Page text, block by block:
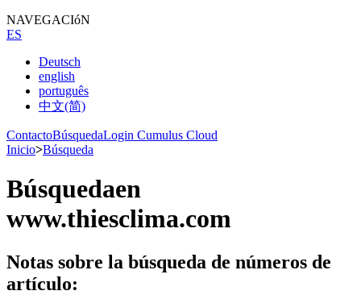
NAVEGACIóN
ES
Deutsch
english
português
中文(简)
ContactoBúsquedaLogin Cumulus Cloud
Inicio>Búsqueda
Búsquedaen
www.thiesclima.com
Notas sobre la búsqueda de números de
artículo: